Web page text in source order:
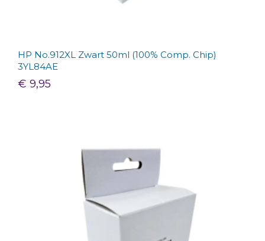
HP No.912XL Zwart 50ml (100% Comp. Chip)
3YL84AE
€ 9,95